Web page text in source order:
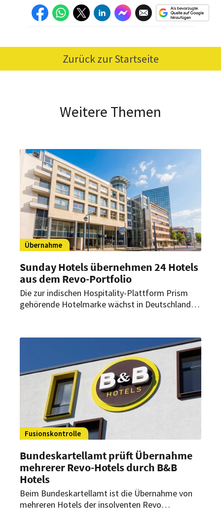
Zurück zur Startseite
Weitere Themen
Übernahme
Sunday Hotels übernehmen 24 Hotels
aus dem Revo-Portfolio
Die zur indischen Hospitality-Plattform Prism
gehörende Hotelmarke wächst in Deutschland
Fusionskontrolle
Bundeskartellamt prüft Übernahme
mehrerer Revo-Hotels durch B&B
Hotels
Beim Bundeskartellamt ist die Übernahme von
mehreren Hotels der insolventen Revo